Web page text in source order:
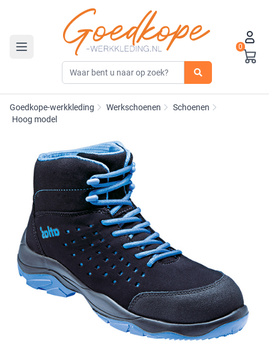
Toggle navigation
0
Goedkope-werkkleding Werkschoenen
Schoenen
Hoog model